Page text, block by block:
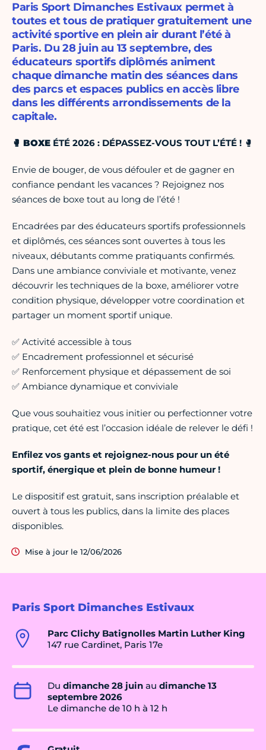
Paris Sport Dimanches Estivaux
Parc Clichy Batignolles Martin Luther King
147 rue Cardinet, Paris 17e
Du dimanche 28 juin au dimanche 13
septembre 2026
Le dimanche de 10 h à 12 h
Paris Sport Dimanches Estivaux permet à
toutes et tous de pratiquer gratuitement une
activité sportive en plein air durant l’été à
Paris. Du 28 juin au 13 septembre, des
éducateurs sportifs diplômés animent
chaque dimanche matin des séances dans
des parcs et espaces publics en accès libre
dans les différents arrondissements de la
capitale.
🥊 BOXE ÉTÉ 2026 : DÉPASSEZ-VOUS TOUT L’ÉTÉ ! 🥊
Envie de bouger, de vous défouler et de gagner en
confiance pendant les vacances ? Rejoignez nos
séances de boxe tout au long de l’été !
Encadrées par des éducateurs sportifs professionnels
et diplômés, ces séances sont ouvertes à tous les
niveaux, débutants comme pratiquants confirmés.
Dans une ambiance conviviale et motivante, venez
découvrir les techniques de la boxe, améliorer votre
condition physique, développer votre coordination et
partager un moment sportif unique.
✅ Activité accessible à tous
✅ Encadrement professionnel et sécurisé
✅ Renforcement physique et dépassement de soi
✅ Ambiance dynamique et conviviale
Que vous souhaitiez vous initier ou perfectionner votre
pratique, cet été est l’occasion idéale de relever le défi !
Enfilez vos gants et rejoignez-nous pour un été
sportif, énergique et plein de bonne humeur !
Le dispositif est gratuit, sans inscription préalable et
ouvert à tous les publics, dans la limite des places
disponibles.
Mise à jour le 12/06/2026